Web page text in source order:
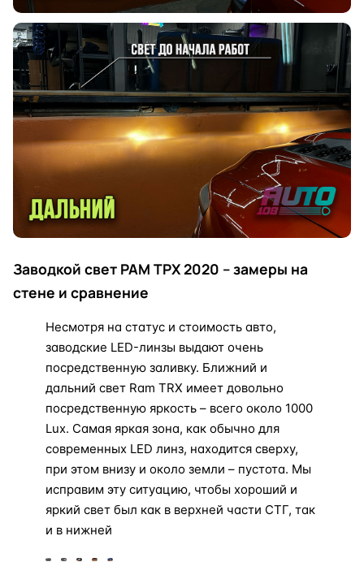
Заводкой свет РАМ ТРХ 2020 – замеры на
стене и сравнение
Несмотря на статус и стоимость авто,
заводские LED-линзы выдают очень
посредственную заливку. Ближний и
дальний свет Ram TRX имеет довольно
посредственную яркость – всего около 1000
Lux. Самая яркая зона, как обычно для
современных LED линз, находится сверху,
при этом внизу и около земли – пустота. Мы
исправим эту ситуацию, чтобы хороший и
яркий свет был как в верхней части СТГ, так
и в нижней